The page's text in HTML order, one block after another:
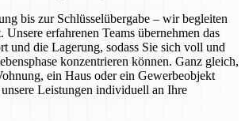
bis zur Schlüsselübergabe – wir begleiten
erfahrenen Teams übernehmen das
und die Lagerung, sodass Sie sich voll und
konzentrieren können. Ganz gleich,
ein Haus oder ein Gewerbeobjekt
Leistungen individuell an Ihre